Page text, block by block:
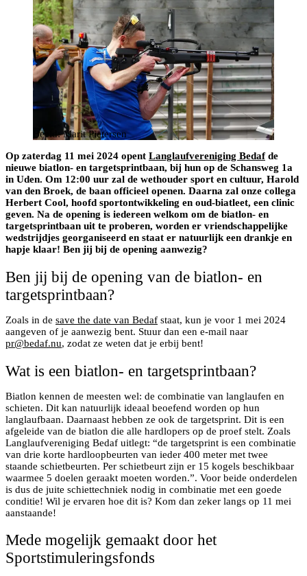
Beeld: Marit Pietersen
Op zaterdag 11 mei 2024 opent Langlaufvereniging Bedafde
nieuwe biatlon- en targetsprintbaan, bij hun op de Schansweg 1a
in Uden. Om 12:00 uur zal de wethouder sport en cultuur, Harold
van den Broek, de baan officieel openen. Daarna zal onze collega
Herbert Cool, hoofd sportontwikkeling en oud-biatleet, een clinic
geven. Na de opening is iedereen welkom om de biatlon- en
targetsprintbaan uit te proberen, worden er vriendschappelijke
wedstrijdjes georganiseerd en staat er natuurlijk een drankje en
hapje klaar! Ben jij bij de opening aanwezig?
Ben jij bij de opening van de biatlon- en
targetsprintbaan?
Zoals in de save the date van Bedaf staat, kun je voor 1 mei 2024
aangeven of je aanwezig bent. Stuur dan een e-mail naar
pr@bedaf.nu, zodat ze weten dat je erbij bent!
Wat is een biatlon- en targetsprintbaan?
Biatlon kennen de meesten wel: de combinatie van langlaufen en
schieten. Dit kan natuurlijk ideaal beoefend worden op hun
langlaufbaan. Daarnaast hebben ze ook de targetsprint. Dit is een
afgeleide van de biatlon die alle hardlopers op de proef stelt. Zoals
Langlaufvereniging Bedaf uitlegt: “de targetsprint is een combinatie
van drie korte hardloopbeurten van ieder 400 meter met twee
staande schietbeurten. Per schietbeurt zijn er 15 kogels beschikbaar
waarmee 5 doelen geraakt moeten worden.”. Voor beide onderdelen
is dus de juite schiettechniek nodig in combinatie met een goede
conditie! Wil je ervaren hoe dit is? Kom dan zeker langs op 11 mei
aanstaande!
Mede mogelijk gemaakt door het
Sportstimuleringsfonds